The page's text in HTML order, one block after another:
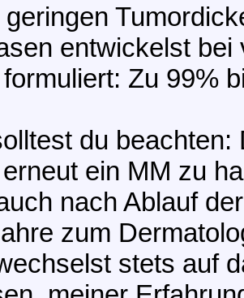
geringen
entwickelst
Zu 99%
du
ein MM zu
nach Ablauf
zum
stets auf